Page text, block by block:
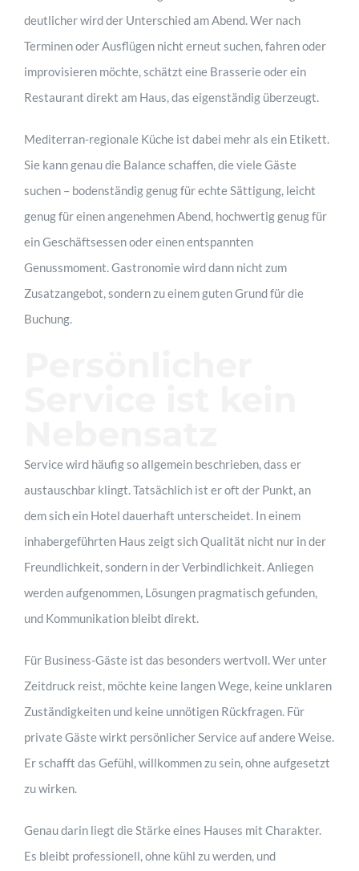
deutlicher wird der Unterschied am Abend. Wer nach
Terminen oder Ausflügen nicht erneut suchen, fahren oder
improvisieren möchte, schätzt eine Brasserie oder ein
Restaurant direkt am Haus, das eigenständig überzeugt.
Mediterran-regionale Küche ist dabei mehr als ein Etikett.
Sie kann genau die Balance schaffen, die viele Gäste
suchen – bodenständig genug für echte Sättigung, leicht
genug für einen angenehmen Abend, hochwertig genug für
ein Geschäftsessen oder einen entspannten
Genussmoment. Gastronomie wird dann nicht zum
Zusatzangebot, sondern zu einem guten Grund für die
Buchung.
Service wird häufig so allgemein beschrieben, dass er
austauschbar klingt. Tatsächlich ist er oft der Punkt, an
dem sich ein Hotel dauerhaft unterscheidet. In einem
inhabergeführten Haus zeigt sich Qualität nicht nur in der
Freundlichkeit, sondern in der Verbindlichkeit. Anliegen
werden aufgenommen, Lösungen pragmatisch gefunden,
und Kommunikation bleibt direkt.
Für Business-Gäste ist das besonders wertvoll. Wer unter
Zeitdruck reist, möchte keine langen Wege, keine unklaren
Zuständigkeiten und keine unnötigen Rückfragen. Für
private Gäste wirkt persönlicher Service auf andere Weise.
Er schafft das Gefühl, willkommen zu sein, ohne aufgesetzt
zu wirken.
Genau darin liegt die Stärke eines Hauses mit Charakter.
Es bleibt professionell, ohne kühl zu werden, und